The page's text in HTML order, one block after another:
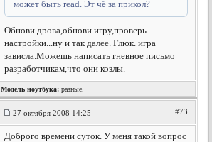
может быть read. Эт чё за прикол?
Обнови дрова,обнови игру,проверь
настройки...ну и так далее. Глюк. игра
зависла.Можешь написать гневное письмо
разработчикам,что они козлы.
Модель ноутбука: разные.
27 октября 2008 14:25 #73
Доброго времени суток. У меня такой вопрос